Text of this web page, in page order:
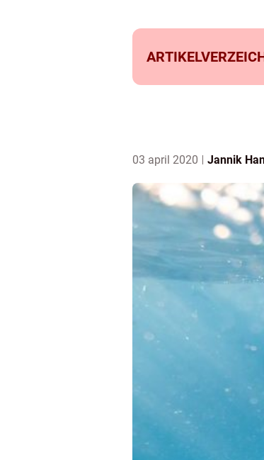
03 april 2020 Jannik